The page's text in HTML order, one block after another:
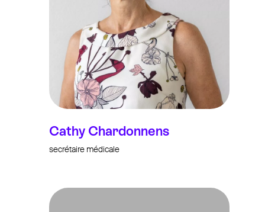
Cathy Chardonnens
secrétaire médicale